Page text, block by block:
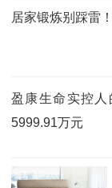
居家锻炼别踩雷
盈康生命实控人
5999.91万元